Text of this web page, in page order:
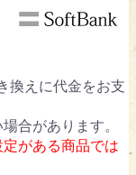
換えに代金をお支
合があります。
がある商品では